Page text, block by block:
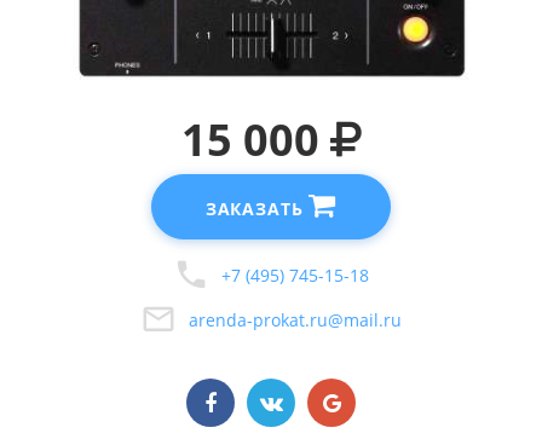
15 000
ЗАКАЗАТЬ
+7 (495) 745-15-18
arenda-prokat.ru@mail.ru